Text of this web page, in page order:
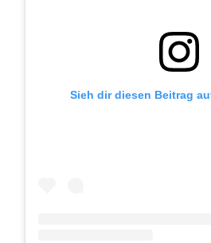
Sieh dir diesen Beitrag